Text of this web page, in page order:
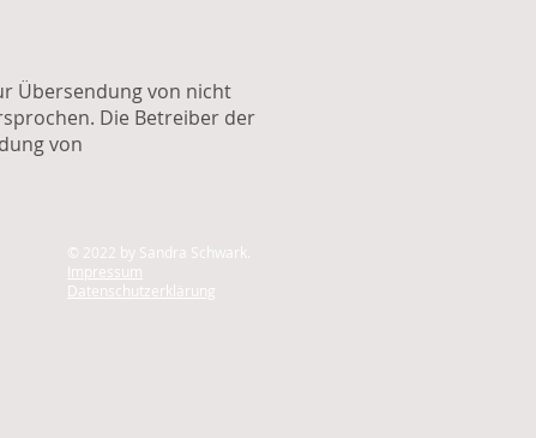
Übersendung von nicht
Die Betreiber der
von
© 2022 by Sandra Schwark.
Impressum
Datenschutzerklärung